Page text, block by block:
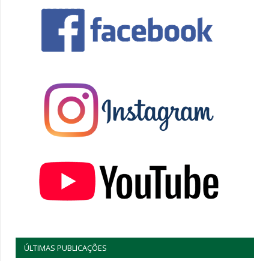
ÚLTIMAS PUBLICAÇÕES